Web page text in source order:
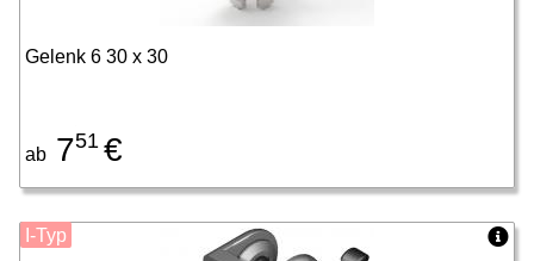
Gelenk 6 30 x 30
ab 751 €
I-Typ